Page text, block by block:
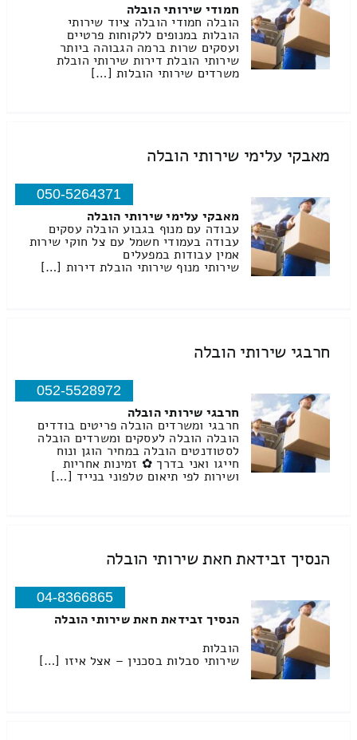
חמודי שירותי הובלה
הובלה חמודי הובלה ציוד שירותי
הובלות במנופים ללקוחות פרטיים
ועסקים שרות ברמה הגבוהה ביותר
שירותי הובלת דירות שירותי הובלת
משרדים שירותי הובלות […]
מאבקי עלימי שירותי הובלה
050-5264371
מאבקי עלימי שירותי הובלה
עבודה עם מנוף בגבוע הובלה עסקים
עבודה בעמודי חשמל עם צל חוקי שירות
אמין עבודות במפעלים
שירותי מנוף שירותי הובלת דירות […]
חרבגי שירותי הובלה
052-5528972
חרבגי שירותי הובלה
חרבגי ומשרדים הובלה פריטים בודדים
הובלה הובלה לעסקים ומשרדים הובלה
לסטודנטים הובלה במחיר הוגן ונוח
חייגו ואני בדרך ✿ זמינות אחריות
ושירות לפי תיאום טלפוני בנייד […]
הנסיך זבידאת חאת שירותי הובלה
04-8366865
הנסיך זבידאת חאת שירותי הובלה
הובלות
שירותי סבלות בסכנין – אצל איזו […]